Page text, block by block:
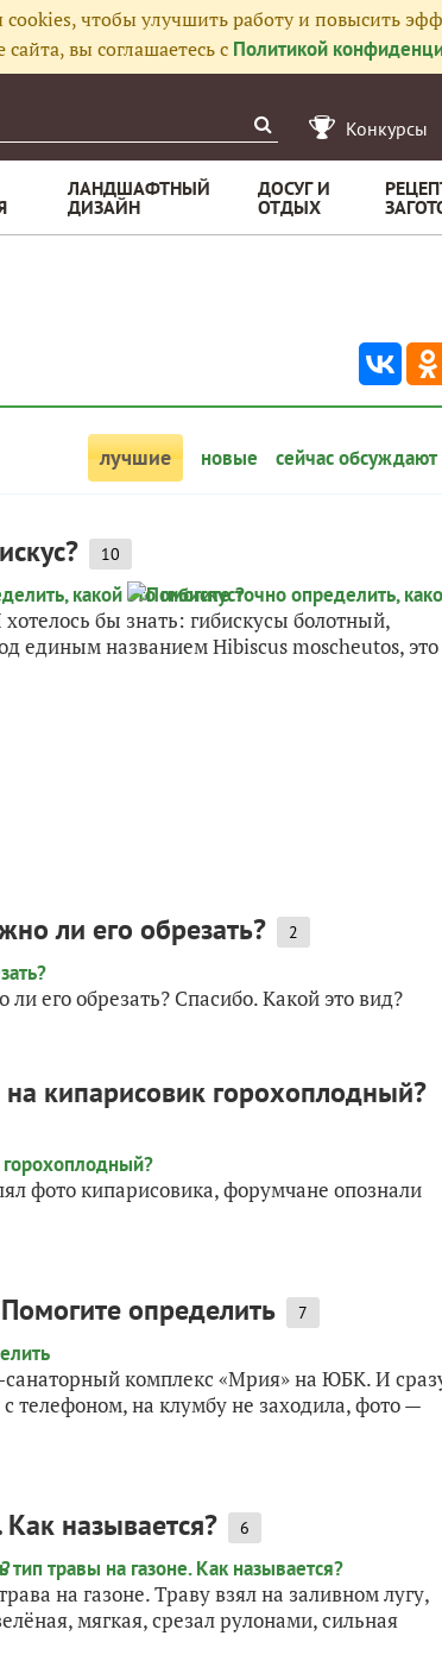
чтобы улучшить работу и повысить
вы соглашаетесь с Политикой
Конкурсы
ЛАНДШАФТНЫЙ
ДИЗАЙН
ДОСУГ И
ОТДЫХ
лучшие новые сейчас обсуждают
10
бы знать: гибискусы болотный,
единым названием Hibiscus moscheutos, это
ли его обрезать? 2
его обрезать? Спасибо. Какой это вид?
кипарисовик горохоплодный?
фото кипарисовика, форумчане опознали
определить 7
санаторный комплекс «Мрия» на ЮБК. И
телефоном, на клумбу не заходила, фото —
называется? 6
на газоне. Траву взял на заливном лугу,
мягкая, срезал рулонами, сильная